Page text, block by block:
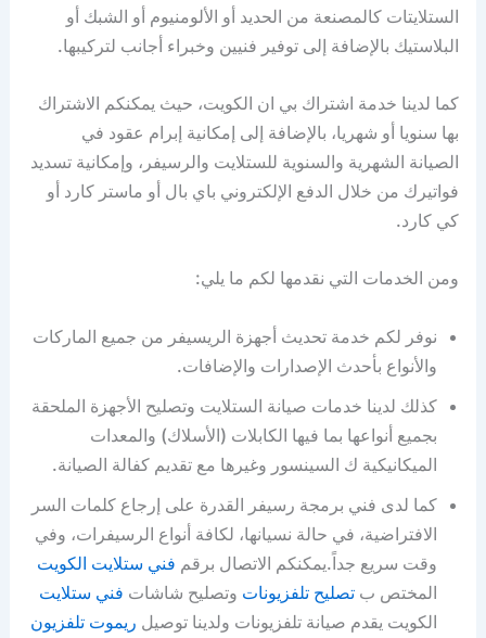
الستلايتات كالمصنعة من الحديد أو الألومنيوم أو الشبك أو
البلاستيك بالإضافة إلى توفير فنيين وخبراء أجانب لتركيبها.
كما لدينا خدمة اشتراك بي ان الكويت، حيث يمكنكم الاشتراك
بها سنويا أو شهريا، بالإضافة إلى إمكانية إبرام عقود في
الصيانة الشهرية والسنوية للستلايت والرسيفر، وإمكانية تسديد
فواتيرك من خلال الدفع الإلكتروني باي بال أو ماستر كارد أو
كي كارد.
ومن الخدمات التي نقدمها لكم ما يلي:
نوفر لكم خدمة تحديث أجهزة الريسيفر من جميع الماركات
والأنواع بأحدث الإصدارات والإضافات.
كذلك لدينا خدمات صيانة الستلايت وتصليح الأجهزة الملحقة
بجميع أنواعها بما فيها الكابلات (الأسلاك) والمعدات
الميكانيكية ك السينسور وغيرها مع تقديم كفالة الصيانة.
كما لدى فني برمجة رسيفر القدرة على إرجاع كلمات السر
الافتراضية، في حالة نسيانها، لكافة أنواع الرسيفرات، وفي
وقت سريع جداً.يمكنكم الاتصال برقم فني ستلايت الكويت
المختص بتصليح تلفزيونات وتصليح شاشات فني ستلايت
الكويت يقدم صيانة تلفزيونات ولدينا توصيل ريموت تلفزيون